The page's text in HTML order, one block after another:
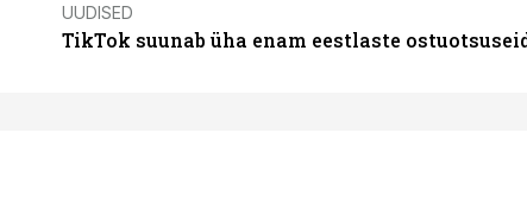
UUDISED
TikTok suunab üha enam eestlaste